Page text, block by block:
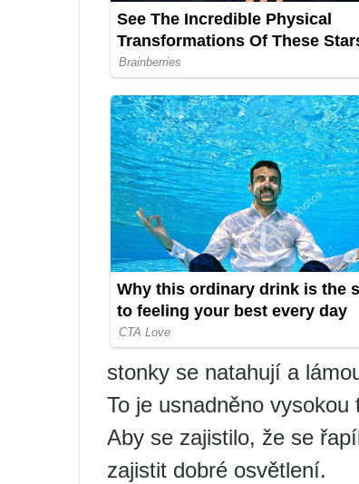
stonky se natahují a
To je usnadněno
Aby se zajistilo, že se
zajistit dobré osvětlení.